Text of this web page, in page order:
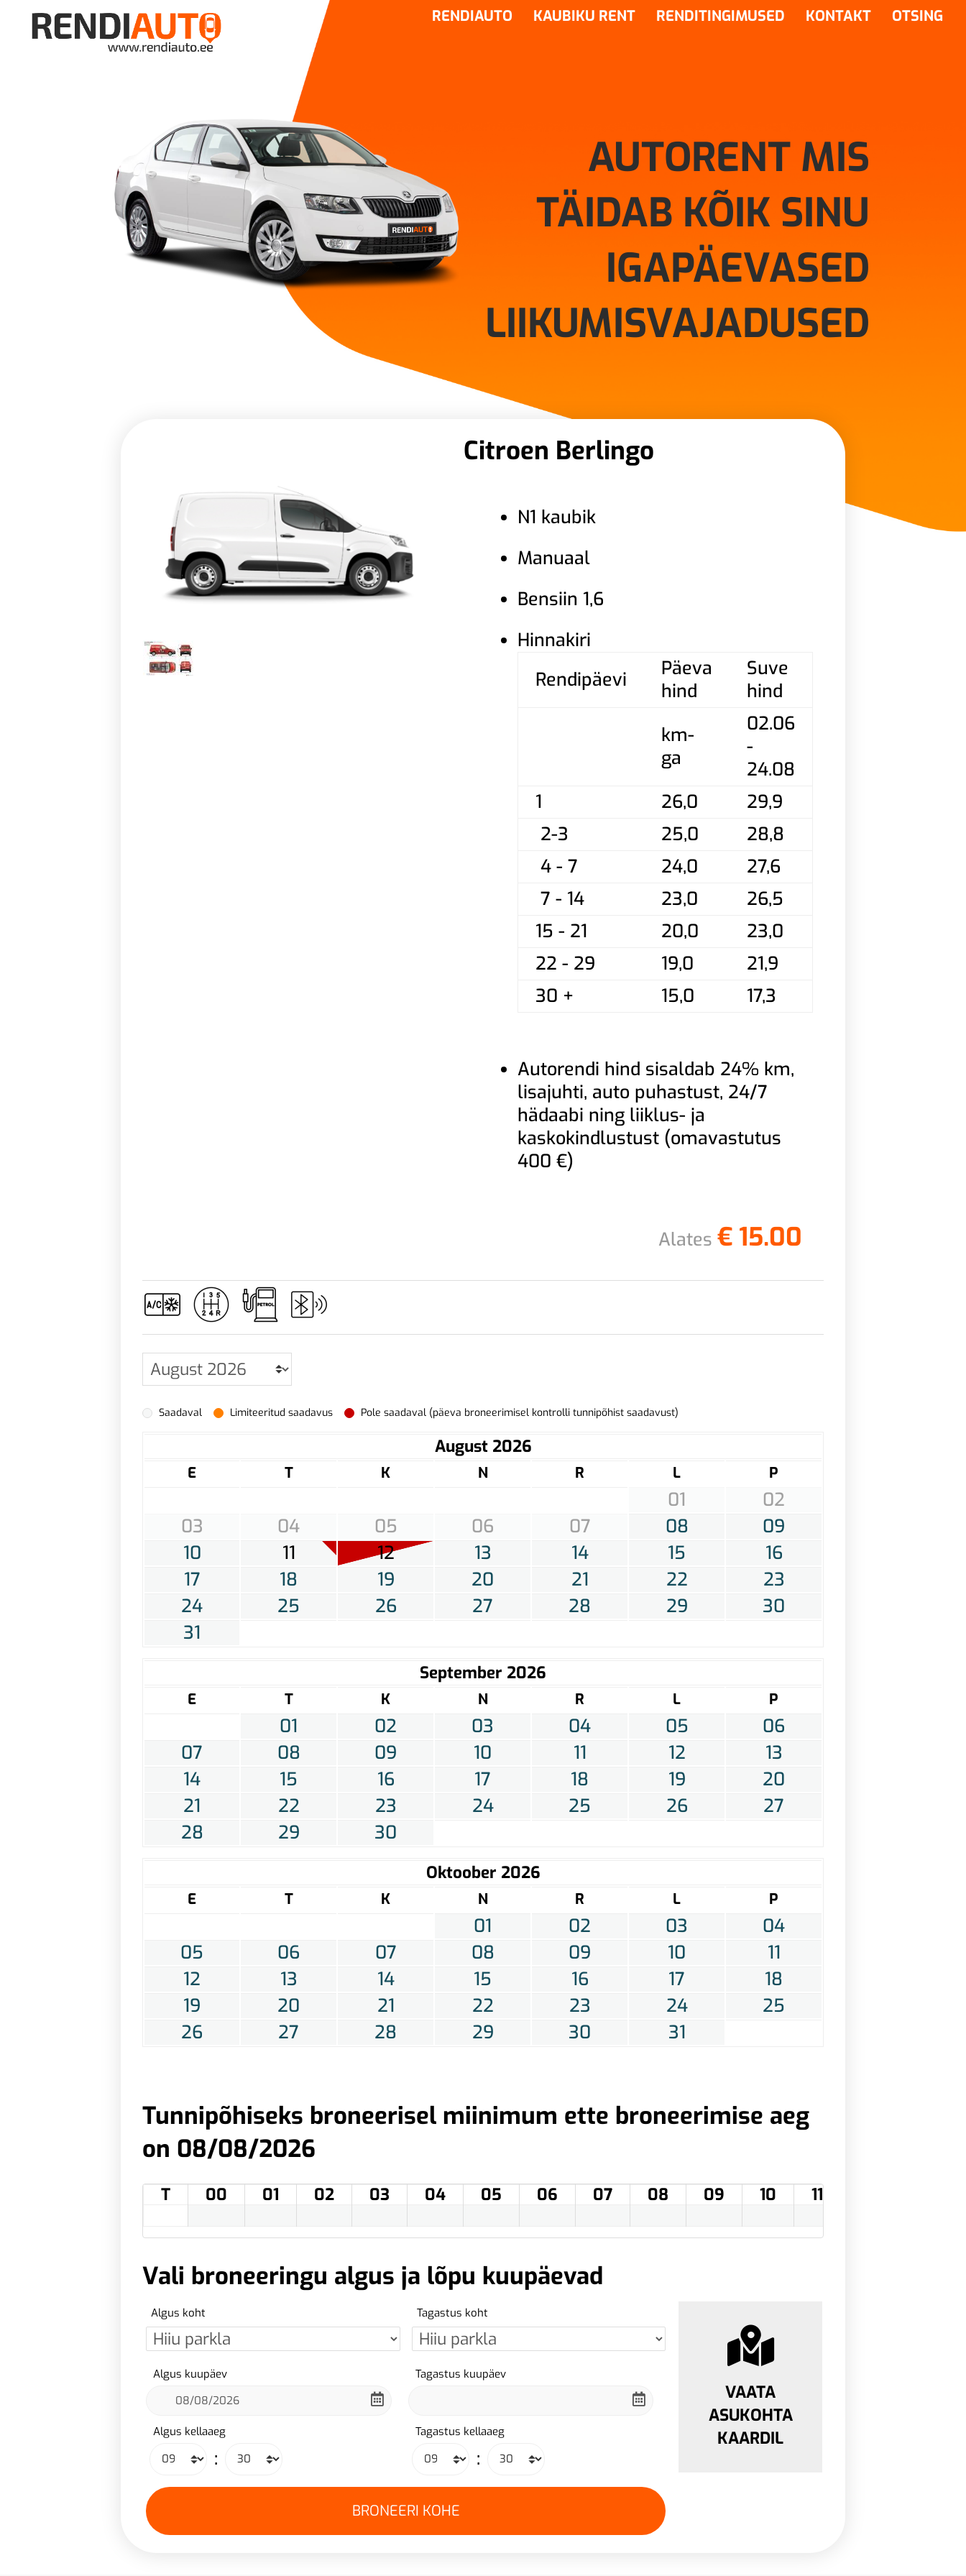
RENDIAUTO KAUBIKU RENT RENDITINGIMUSED KONTAKT OTSING
AUTORENT MIS
TÄIDAB KÕIK SINU
IGAPÄEVASED
LIIKUMISVAJADUSED
Citroen Berlingo
N1 kaubik
Manuaal
Bensiin 1,6
Hinnakiri
Rendipäevi
Päeva
hind
Suve
hind
km-
ga
02.06
-
24.08
1
26,0
29,9
2-3
25,0
28,8
4 - 7
24,0
27,6
7 - 14
23,0
26,5
15 - 21
20,0
23,0
22 - 29
19,0
21,9
30 +
15,0 17,3
Autorendi hind sisaldab 24% km,
lisajuhti, auto puhastust, 24/7
hädaabi ning liiklus- ja
kaskokindlustust (omavastutus
400 €)
Alates € 15.00
Saadaval Limiteeritud saadavus Pole saadaval (päeva broneerimisel kontrolli tunnipõhist saadavust)
August 2026
E T K N R L P
01
02
03
04 05 06 07 08
09
10
11 12 13 14 15
16
17
18 19 20 21 22
23
24
25 26 27 28 29
30
31
September 2026
E T K N R L P
01 02 03 04 05
06
07
08 09 10 11 12
13
14
15 16 17 18 19
20
21
22 23 24 25 26
27
28
29 30
Oktoober 2026
E T K N R L P
01 02 03
04
05
06 07 08 09 10
11
12
13 14 15 16 17
18
19
20 21 22 23 24
25
26
27 28 29 30 31
Tunnipõhiseks broneerisel miinimum ette broneerimise aeg
on 08/08/2026
T 00 01 02 03 04 05 06 07 08 09 10 11
Vali broneeringu algus ja lõpu kuupäevad
Algus koht Tagastus koht
Algus kuupäev
Algus kellaaeg
:
Tagastus kuupäev
Tagastus kellaaeg
:
VAATA
ASUKOHTA
KAARDIL